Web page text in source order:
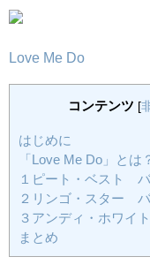
Love Me Do
コンテンツ [
はじめに
「Love Me Do」とは
１ピート・ベスト
２リンゴ・スター
３アンディ・ホワイ
まとめ